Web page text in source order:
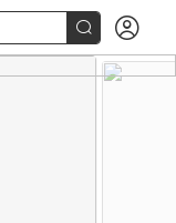
 